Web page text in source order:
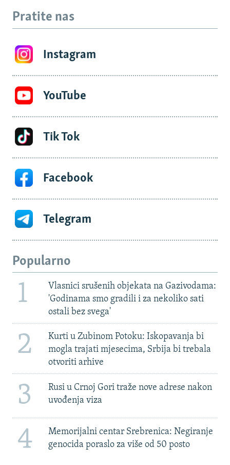
Pratite nas
Instagram
YouTube
Tik Tok
Facebook
Telegram
Popularno
1
Vlasnici srušenih objekata na Gazivodama:
'Godinama smo gradili i za nekoliko sati
ostali bez svega'
2
Kurti u Zubinom Potoku: Iskopavanja bi
mogla trajati mjesecima, Srbija bi trebala
otvoriti arhive
3
Rusi u Crnoj Gori traže nove adrese nakon
uvođenja viza
4
Memorijalni centar Srebrenica: Negiranje
genocida poraslo za više od 50 posto